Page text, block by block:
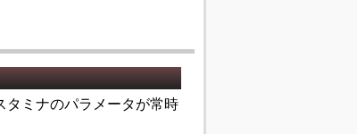
ミナのパラメータが常時